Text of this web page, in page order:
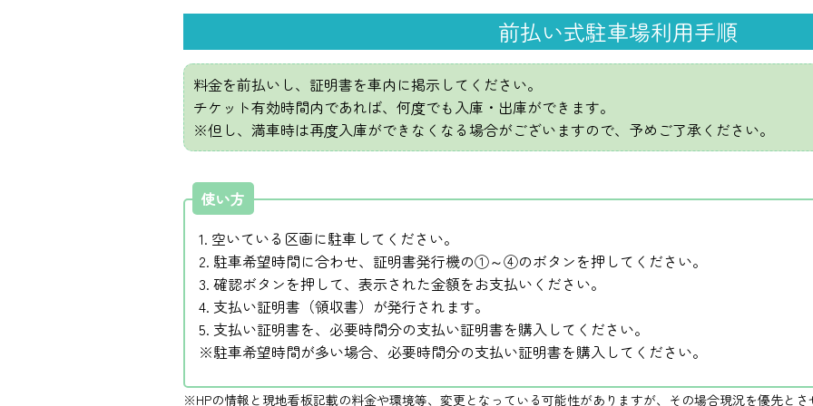
前払い式駐車場利用手順
料金を前払いし、証明書を車内に掲示してください。
チケット有効時間内であれば、何度でも入庫・出庫ができます。
※但し、満車時は再度入庫ができなくなる場合がございますので、予めご了承ください。
使い方
1. 空いている区画に駐車してください。
2. 駐車希望時間に合わせ、証明書発行機の①～④のボタンを押してください。
3. 確認ボタンを押して、表示された金額をお支払いください。
4. 支払い証明書（領収書）が発行されます。
5. 支払い証明書を、必要時間分の支払い証明書を購入してください。
※駐車希望時間が多い場合、必要時間分の支払い証明書を購入してください。
※HPの情報と現地看板記載の料金や環境等、変更となっている可能性がありますが、その場合現況を優先とさ